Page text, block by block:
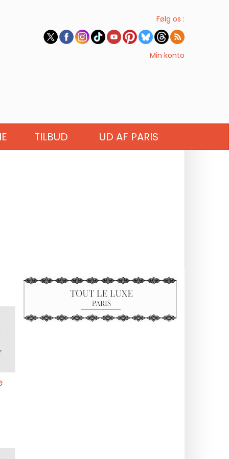
Følg os :
Min konto
TILBUD UD AF PARIS